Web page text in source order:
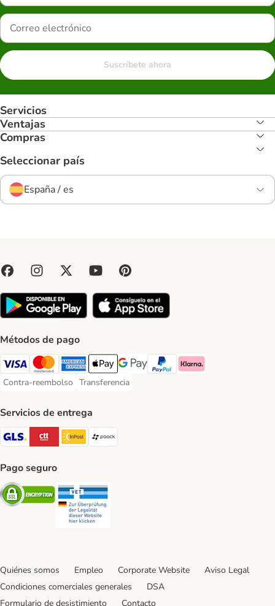
Suscríbete ahora
Servicios
Ventajas
Compras
Seleccionar país
España / es
Métodos de pago
Visa Payment Method
Mastercard Payment Method
American Express Payment Method
Apple Pay Payment Method
Google Pay Payment Method
PayPal Payment Method
Klarna Payment Method
Contra-reembolso
Contra-reembolso Payment Method
Transferencia
Transferencia Payment Method
Servicios de entrega
GLS Shipping Method
CTTExpress Shipping Method
InPost Shipping Method
paack Shipping Method
Pago seguro
Security
Quiénes somos Empleo Corporate Website
Aviso Legal
Condiciones comerciales generales
DSA
Formulario de desistimiento
Contacto